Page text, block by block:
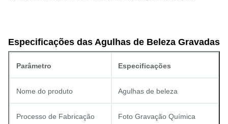
Especificações das Agulhas de Beleza Gravadas
Parâmetro Especificações
Nome do produto Agulhas de beleza
Processo de Fabricação Foto Gravação Química